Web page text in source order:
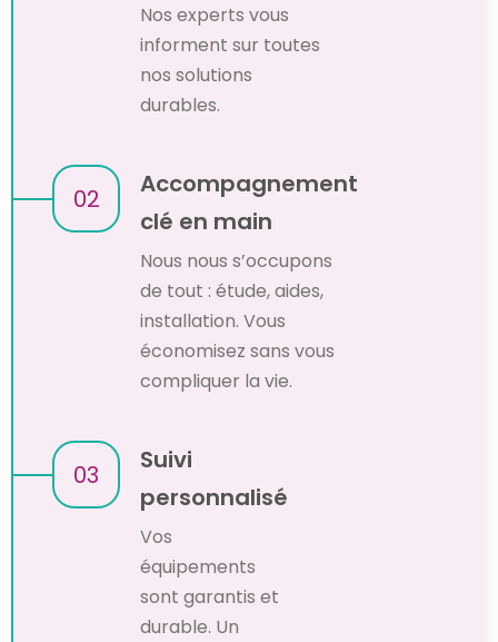
Nos experts vous
informent sur toutes
nos solutions
durables.
02
Accompagnement
clé en main
Nous nous s’occupons
de tout : étude, aides,
installation. Vous
économisez sans vous
compliquer la vie.
03
Suivi
personnalisé
Vos
équipements
sont garantis et
durable. Un